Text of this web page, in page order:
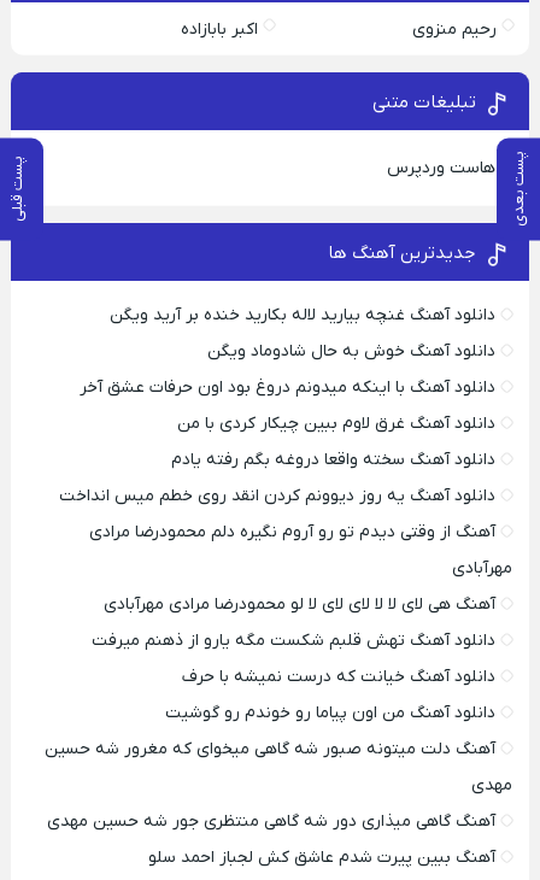
پست بعدی پست قبلی
رحیم منزوی اکبر بابازاده
تبلیغات متنی
هاست وردپرس
جدیدترین آهنگ ها
دانلود آهنگ غنچه بیارید لاله بکارید خنده بر آرید ویگن
دانلود آهنگ خوش به حال شادوماد ویگن
دانلود آهنگ با اینکه میدونم دروغ بود اون حرفات عشق آخر
دانلود آهنگ غرق لاوم ببین چیکار کردی با من
دانلود آهنگ سخته واقعا دروغه بگم رفته یادم
دانلود آهنگ یه روز دیوونم کردن انقد روی خطم میس انداخت
آهنگ از وقتی دیدم تو رو آروم نگیره دلم محمودرضا مرادی
مهرآبادی
آهنگ هی لای لا لا لای لای لا لو محمودرضا مرادی مهرآبادی
دانلود آهنگ تهش قلبم شکست مگه یارو از ذهنم میرفت
دانلود آهنگ خیانت که درست نمیشه با حرف
دانلود آهنگ من اون پیاما رو خوندم رو گوشیت
آهنگ دلت میتونه صبور شه گاهی میخوای که مغرور شه حسین
مهدی
آهنگ گاهی میذاری دور شه گاهی منتظری جور شه حسین مهدی
آهنگ ببین پیرت شدم عاشق کش لجباز احمد سلو